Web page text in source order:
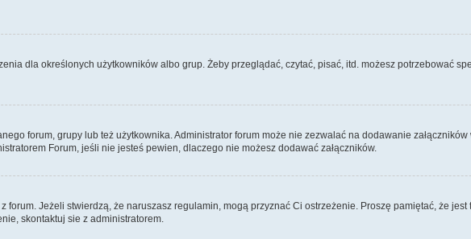
dla określonych użytkowników albo grup. Żeby przeglądać, czytać, pisać, itd. możesz potrzebować
forum, grupy lub też użytkownika. Administrator forum może nie zezwalać na dodawanie
Forum, jeśli nie jesteś pewien, dlaczego nie możesz dodawać załączników.
forum. Jeżeli stwierdzą, że naruszasz regulamin, mogą przyznać Ci ostrzeżenie. Proszę pamiętać, że
skontaktuj sie z administratorem.